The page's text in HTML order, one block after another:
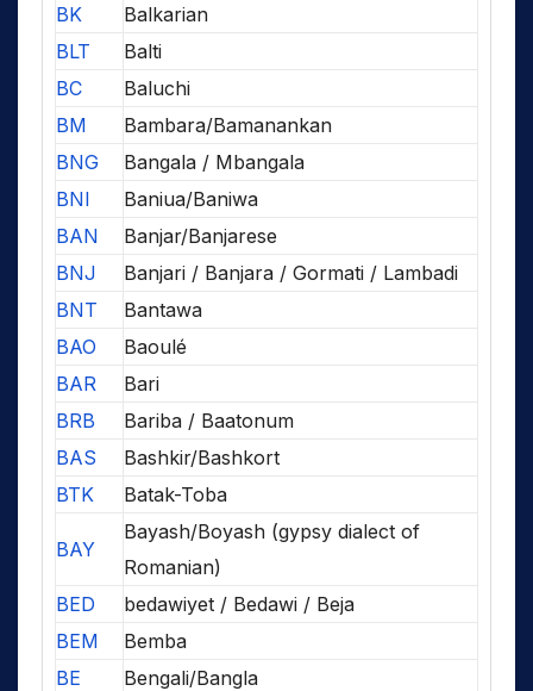
BK
Balkarian
BLT
Balti
BC
Baluchi
BM
Bambara/Bamanankan
BNG
Bangala / Mbangala
BNI
Baniua/Baniwa
BAN
Banjar/Banjarese
BNJ
Banjari / Banjara / Gormati / Lambadi
BNT
Bantawa
BAO
Baoulé
BAR
Bari
BRB
Bariba / Baatonum
BAS
Bashkir/Bashkort
BTK
Batak-Toba
BAY
Bayash/Boyash (gypsy dialect of
Romanian)
BED
bedawiyet / Bedawi / Beja
BEM
Bemba
BE
Bengali/Bangla